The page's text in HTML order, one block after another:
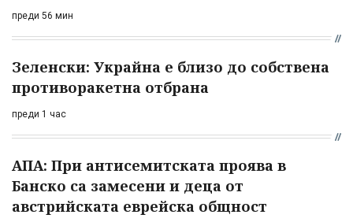
преди 56 мин
Зеленски: Украйна е близо до собствена
противоракетна отбрана
преди 1 час
АПА: При антисемитската проява в
Банско са замесени и деца от
австрийската еврейска общност